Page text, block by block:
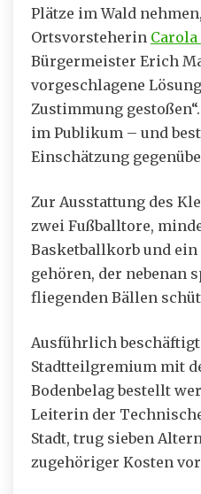
Plätze im Wald
Ortsvorsteherin Carola
Bürgermeister Erich
vorgeschlagene
Zustimmung
im Publikum – und
Einschätzung
Zur Ausstattung des
zwei Fußballtore,
Basketballkorb und
gehören, der nebenan
fliegenden Bällen
Ausführlich
Stadtteilgremium mit
Bodenbelag bestellt
Leiterin der
Stadt, trug sieben
zugehöriger Kosten